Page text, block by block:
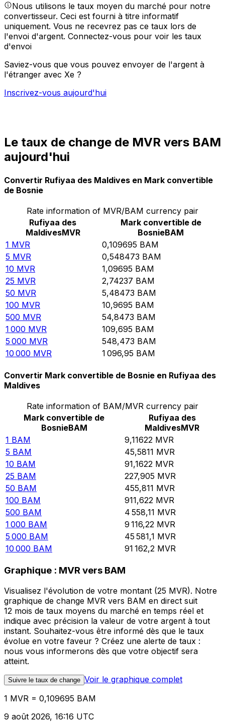
Nous utilisons le taux moyen du marché pour notre
convertisseur. Ceci est fourni à titre informatif
uniquement. Vous ne recevrez pas ce taux lors de
l'envoi d'argent. Connectez-vous pour voir les taux
d'envoi
Saviez-vous que vous pouvez envoyer de l'argent à
l'étranger avec Xe ?
Inscrivez-vous aujourd'hui
Le taux de change de MVR vers BAM
aujourd'hui
Convertir Rufiyaa des Maldives en Mark convertible
de Bosnie
Rate information of MVR/BAM currency pair
Rufiyaa des
MaldivesMVR
Mark convertible de
BosnieBAM
1 MVR 0,109695 BAM
5 MVR 0,548473 BAM
10 MVR 1,09695 BAM
25 MVR 2,74237 BAM
50 MVR 5,48473 BAM
100 MVR 10,9695 BAM
500 MVR 54,8473 BAM
1 000 MVR 109,695 BAM
5 000 MVR 548,473 BAM
10 000 MVR 1 096,95 BAM
Convertir Mark convertible de Bosnie en Rufiyaa des
Maldives
Rate information of BAM/MVR currency pair
Mark convertible de
BosnieBAM
Rufiyaa des
MaldivesMVR
1 BAM 9,11622 MVR
5 BAM 45,5811 MVR
10 BAM 91,1622 MVR
25 BAM 227,905 MVR
50 BAM 455,811 MVR
100 BAM 911,622 MVR
500 BAM 4 558,11 MVR
1 000 BAM 9 116,22 MVR
5 000 BAM 45 581,1 MVR
10 000 BAM 91 162,2 MVR
Graphique : MVR vers BAM
Visualisez l'évolution de votre montant (25 MVR). Notre
graphique de change MVR vers BAM en direct suit
12 mois de taux moyens du marché en temps réel et
indique avec précision la valeur de votre argent à tout
instant. Souhaitez-vous être informé dès que le taux
évolue en votre faveur ? Créez une alerte de taux :
nous vous informerons dès que votre objectif sera
atteint.
Suivre le taux de change Voir le graphique complet
1 MVR = 0,109695 BAM
9 août 2026, 16:16 UTC